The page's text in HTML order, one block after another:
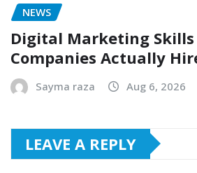
NEWS
Digital Marketing
Companies Actually
Sayma raza Aug 6, 2026
LEAVE A REPLY